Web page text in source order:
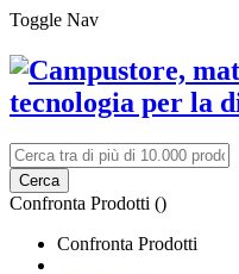
Toggle Nav
Cerca
Confronta Prodotti ()
Confronta Prodotti